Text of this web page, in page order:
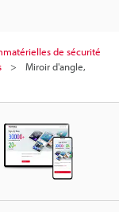
de sécurité
Miroir d'angle,